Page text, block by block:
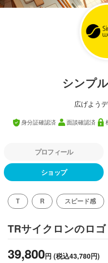
シンプ
広げよう
身分証確認済 面談確認済
プロフィール
ショップ
T R スピード感
TRサイクロンのロゴ
39,800円 (税込43,780円)